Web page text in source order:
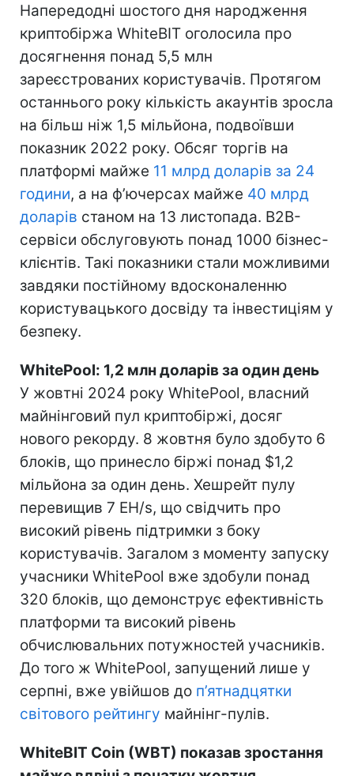
Напередодні шостого дня народження
криптобіржа WhiteBIT оголосила про
досягнення понад 5,5 млн
зареєстрованих користувачів. Протягом
останнього року кількість акаунтів зросла
на більш ніж 1,5 мільйона, подвоївши
показник 2022 року. Обсяг торгів на
платформі майже 11 млрд доларів за 24
години, а на фʼючерсах майже 40 млрд
доларів станом на 13 листопада. B2B-
сервіси обслуговують понад 1000 бізнес-
клієнтів. Такі показники стали можливими
завдяки постійному вдосконаленню
користувацького досвіду та інвестиціям у
безпеку.
WhitePool: 1,2 млн доларів за один день
У жовтні 2024 року WhitePool, власний
майнінговий пул криптобіржі, досяг
нового рекорду. 8 жовтня було здобуто 6
блоків, що принесло біржі понад $1,2
мільйона за один день. Хешрейт пулу
перевищив 7 EH/s, що свідчить про
високий рівень підтримки з боку
користувачів. Загалом з моменту запуску
учасники WhitePool вже здобули понад
320 блоків, що демонструє ефективність
платформи та високий рівень
обчислювальних потужностей учасників.
До того ж WhitePool, запущений лише у
серпні, вже увійшов до п’ятнадцятки
світового рейтингу майнінг-пулів.
WhiteBIT Coin (WBT) показав зростання